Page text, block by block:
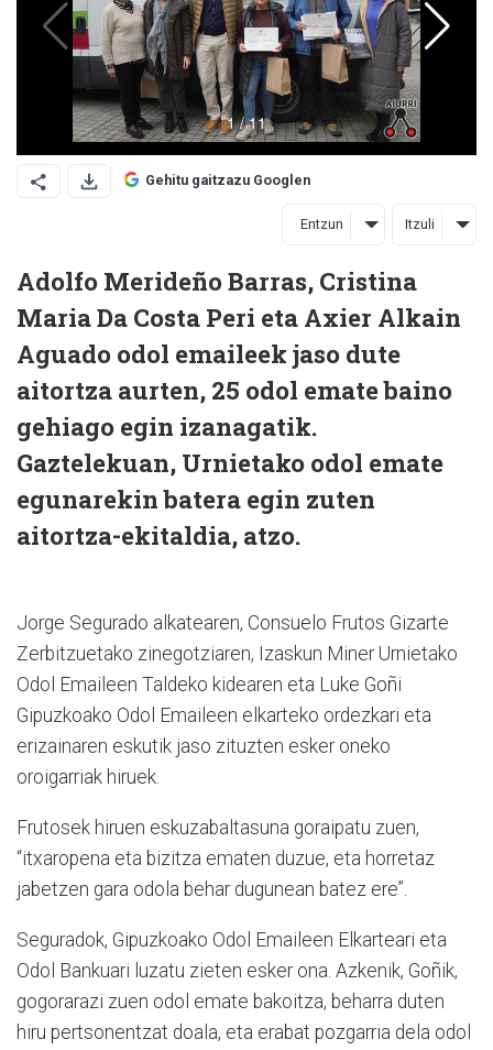
Gehitu gaitzazu Googlen
Entzun Itzuli
Adolfo Merideño Barras, Cristina
Maria Da Costa Peri eta Axier Alkain
Aguado odol emaileek jaso dute
aitortza aurten, 25 odol emate baino
gehiago egin izanagatik.
Gaztelekuan, Urnietako odol emate
egunarekin batera egin zuten
aitortza-ekitaldia, atzo.
Jorge Segurado alkatearen, Consuelo Frutos Gizarte
Zerbitzuetako zinegotziaren, Izaskun Miner Urnietako
Odol Emaileen Taldeko kidearen eta Luke Goñi
Gipuzkoako Odol Emaileen elkarteko ordezkari eta
erizainaren eskutik jaso zituzten esker oneko
oroigarriak hiruek.
Frutosek hiruen eskuzabaltasuna goraipatu zuen,
“itxaropena eta bizitza ematen duzue, eta horretaz
jabetzen gara odola behar dugunean batez ere”.
Seguradok, Gipuzkoako Odol Emaileen Elkarteari eta
Odol Bankuari luzatu zieten esker ona. Azkenik, Goñik,
gogorarazi zuen odol emate bakoitza, beharra duten
hiru pertsonentzat doala, eta erabat pozgarria dela odol